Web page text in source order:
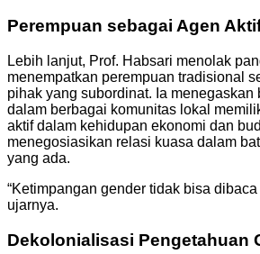
Perempuan sebagai Agen
Lebih lanjut, Prof. Habsari menolak
menempatkan perempuan tradisional
pihak yang subordinat. Ia menegaskan
dalam berbagai komunitas lokal
aktif dalam kehidupan ekonomi dan
menegosiasikan relasi kuasa dalam
yang ada.
“Ketimpangan gender tidak bisa
ujarnya.
Dekolonialisasi Pengetahuan